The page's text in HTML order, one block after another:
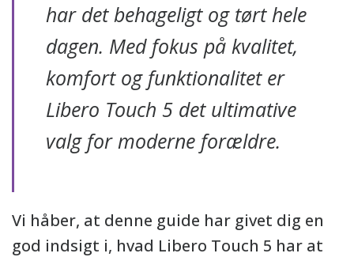
har det behageligt og tørt hele
dagen. Med fokus på kvalitet,
komfort og funktionalitet er
Libero Touch 5 det ultimative
valg for moderne forældre.
Vi håber, at denne guide har givet dig en
god indsigt i, hvad Libero Touch 5 har at